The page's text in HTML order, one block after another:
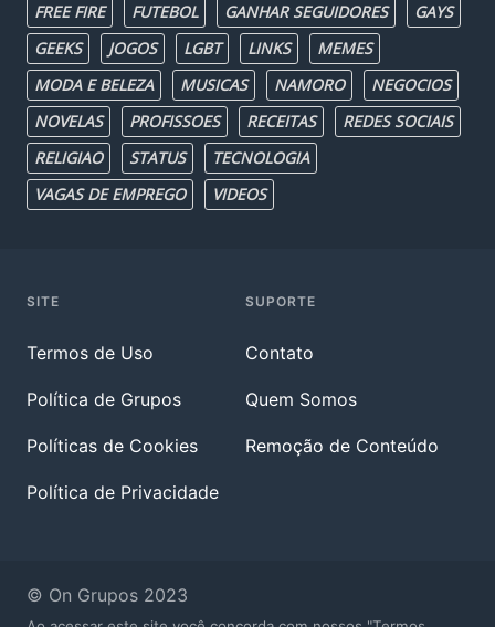
FREE FIRE
FUTEBOL GANHAR SEGUIDORES
GAYS
GEEKS
JOGOS LGBT LINKS
MEMES
MODA E BELEZA
MUSICAS NAMORO
NEGOCIOS
NOVELAS
PROFISSOES RECEITAS
REDES SOCIAIS
RELIGIAO
STATUS
TECNOLOGIA
VAGAS DE EMPREGO
VIDEOS
SITE
Termos de Uso
Política de Grupos
Políticas de Cookies
Política de Privacidade
SUPORTE
Contato
Quem Somos
Remoção de Conteúdo
© On Grupos 2023